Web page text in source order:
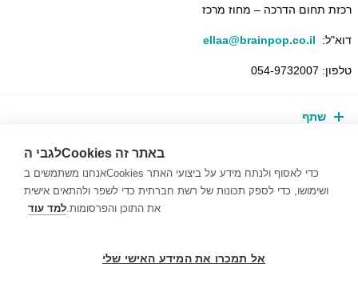
רכזת תחום הדרכה – מחוז מרכז
דוא"ל: ellaa@brainpop.co.il
טלפון: 054-9732007
שתף
לגבי הCookies באתר זה
אנחנו משתמשים בCookies כדי לאסוף ולנתח מידע על ביצועי האתר
ושימושו, כדי לספק תכונות של רשת חברתית כדי לשפר ולהתאים אישית
את התוכן והפרסומות.למד עוד
אל תמכרו את המידע האישי שלי